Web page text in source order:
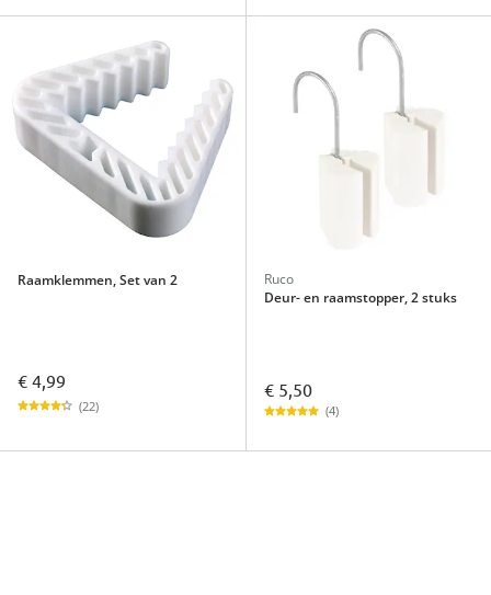
Raamklemmen, Set van 2
€ 4,99
(22)
Ruco
Deur- en raamstopper, 2 stuks
€ 5,50
(4)